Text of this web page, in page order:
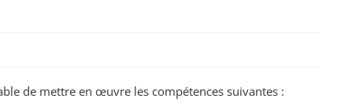
de mettre en œuvre les compétences suivantes :